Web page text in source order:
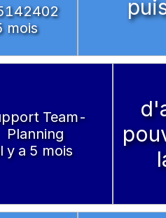
mois
Team-
Planning
y a 5 mois